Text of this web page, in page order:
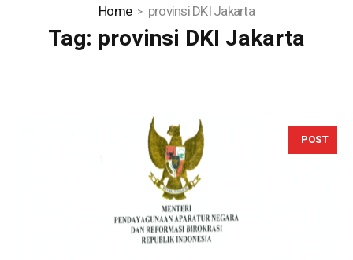
Home provinsi DKI Jakarta
Tag: provinsi DKI Jakarta
POST